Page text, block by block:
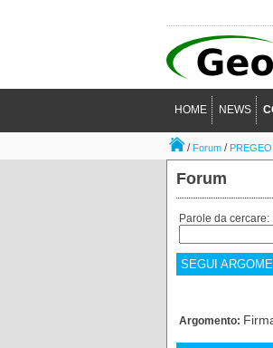
HOME NEWS
/Forum /
Forum
Parole da cercare:
SEGUI
Argomento: